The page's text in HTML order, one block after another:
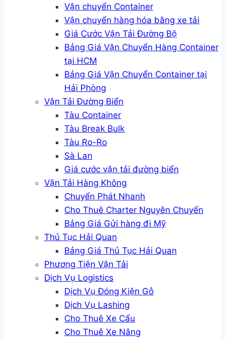
Vận chuyển Container
Vận chuyển hàng hóa bằng xe tải
Giá Cước Vận Tải Đường Bộ
Bảng Giá Vận Chuyển Hàng Container
tại HCM
Bảng Giá Vận Chuyển Container tại
Hải Phòng
Vận Tải Đường Biển
Tàu Container
Tàu Break Bulk
Tàu Ro-Ro
Sà Lan
Giá cước vận tải đường biển
Vận Tải Hàng Không
Chuyển Phát Nhanh
Cho Thuê Charter Nguyên Chuyến
Bảng Giá Gửi hàng đi Mỹ
Thủ Tục Hải Quan
Bảng Giá Thủ Tục Hải Quan
Phương Tiện Vận Tải
Dịch Vụ Logistics
Dịch Vụ Đóng Kiện Gỗ
Dịch Vụ Lashing
Cho Thuê Xe Cẩu
Cho Thuê Xe Nâng